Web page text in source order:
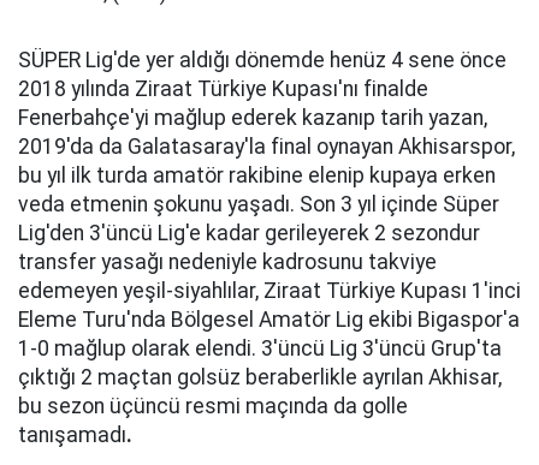
SÜPER Lig'de yer aldığı dönemde henüz 4 sene önce
2018 yılında Ziraat Türkiye Kupası'nı finalde
Fenerbahçe'yi mağlup ederek kazanıp tarih yazan,
2019'da da Galatasaray'la final oynayan Akhisarspor,
bu yıl ilk turda amatör rakibine elenip kupaya erken
veda etmenin şokunu yaşadı. Son 3 yıl içinde Süper
Lig'den 3'üncü Lig'e kadar gerileyerek 2 sezondur
transfer yasağı nedeniyle kadrosunu takviye
edemeyen yeşil-siyahlılar, Ziraat Türkiye Kupası 1'inci
Eleme Turu'nda Bölgesel Amatör Lig ekibi Bigaspor'a
1-0 mağlup olarak elendi. 3'üncü Lig 3'üncü Grup'ta
çıktığı 2 maçtan golsüz beraberlikle ayrılan Akhisar,
bu sezon üçüncü resmi maçında da golle
tanışamadı.